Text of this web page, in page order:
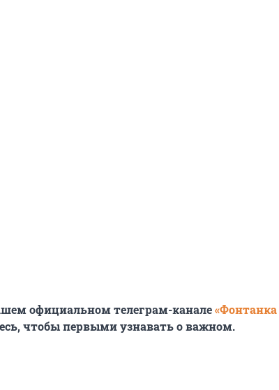
официальном телеграм-канале«Фонтанка
чтобы первыми узнавать о важном.